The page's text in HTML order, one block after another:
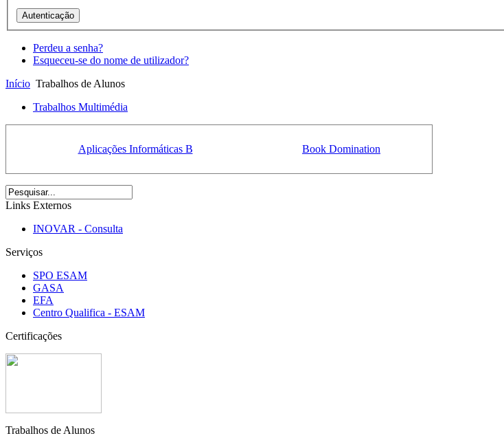
Perdeu a senha?
Esqueceu-se do nome de utilizador?
Início Trabalhos de Alunos
Trabalhos Multimédia
Aplicações Informáticas B Book Domination
Links Externos
INOVAR - Consulta
Serviços
SPO ESAM
GASA
EFA
Centro Qualifica - ESAM
Certificações
Trabalhos de Alunos